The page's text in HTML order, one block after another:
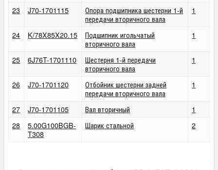
23 J70-1701115
Опора подшипника шестерни 1-й
передачи вторичного вала
1
24 K/78X85X20.15
Подшипник игольчатый
вторичного вала
1
25 6J76T-1701110
Шестерня 1-й передачи
вторичного вала
1
26 J70-1701120
Отбойник шестерни задней
передачи вторичного вала
1
27 J70-1701105 Вал вторичный
1
28
5.00G100BGB-
T308
Шарик стальной 2